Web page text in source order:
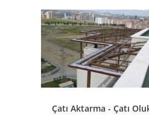
Çatı Aktarma - Çatı